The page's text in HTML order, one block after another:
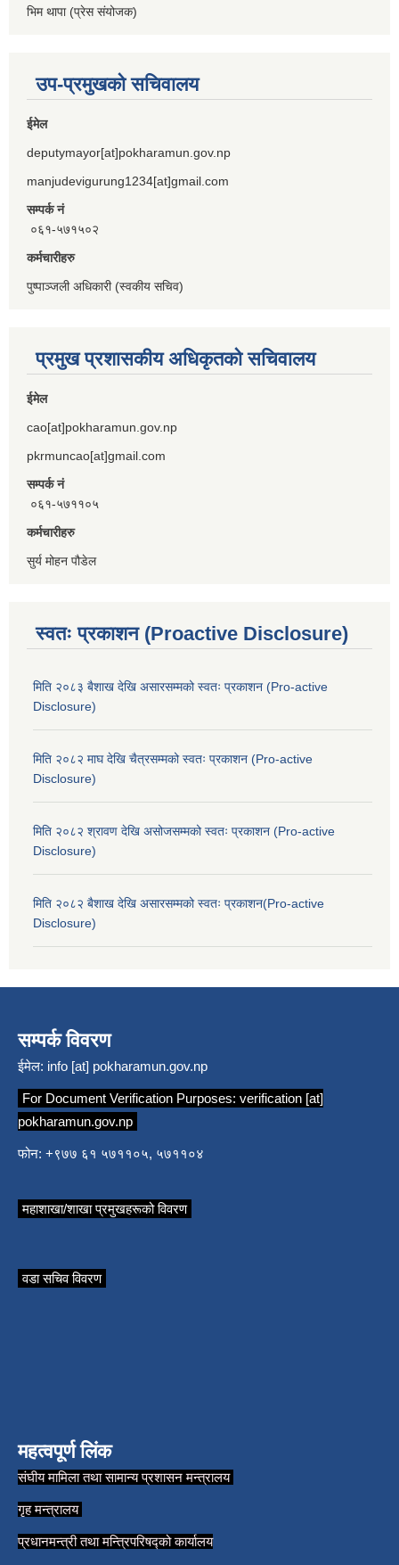
भिम थापा (प्रेस संयोजक)
उप-प्रमुखको सचिवालय
ईमेल
deputymayor[at]pokharamun.gov.np
manjudevigurung1234[at]gmail.com
सम्पर्क नं
०६१-५७१५०२
कर्मचारीहरु
पुष्पाञ्जली अधिकारी (स्वकीय सचिव)
प्रमुख प्रशासकीय अधिकृतको सचिवालय
ईमेल
cao[at]pokharamun.gov.np
pkrmuncao[at]gmail.com
सम्पर्क नं
०६१-५७११०५
कर्मचारीहरु
सुर्य मोहन पौडेल
स्वतः प्रकाशन (Proactive Disclosure)
मिति २०८३ बैशाख देखि असारसम्मको स्वतः प्रकाशन (Pro-active
Disclosure)
मिति २०८२ माघ देखि चैत्रसम्मको स्वतः प्रकाशन (Pro-active
Disclosure)
मिति २०८२ श्रावण देखि असोजसम्मको स्वतः प्रकाशन (Pro-active
Disclosure)
मिति २०८२ बैशाख देखि असारसम्मको स्वतः प्रकाशन(Pro-active
Disclosure)
सम्पर्क विवरण
ईमेल: info [at] pokharamun.gov.np
For Document Verification Purposes: verification [at]
pokharamun.gov.np
फोन: +९७७ ६१ ५७११०५, ५७११०४
महाशाखा/शाखा प्रमुखहरूको विवरण
वडा सचिव विवरण
महत्वपूर्ण लिंक
संघीय मामिला तथा सामान्य प्रशासन मन्त्रालय
गृह मन्त्रालय
प्रधानमन्त्री तथा मन्त्रिपरिषद्को कार्यालय